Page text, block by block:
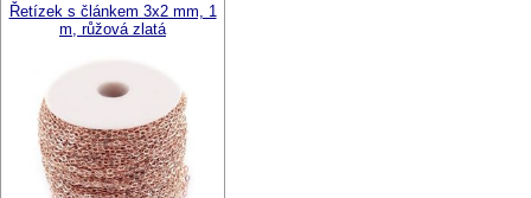
Řetízek s článkem 3x2 mm, 1
m, růžová zlatá